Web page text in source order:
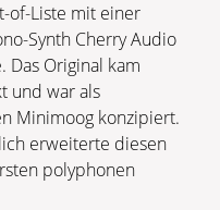
of-Liste mit einer
Synth Cherry Audio
Das Original kam
und war als
Minimoog konzipiert.
erweiterte diesen
polyphonen